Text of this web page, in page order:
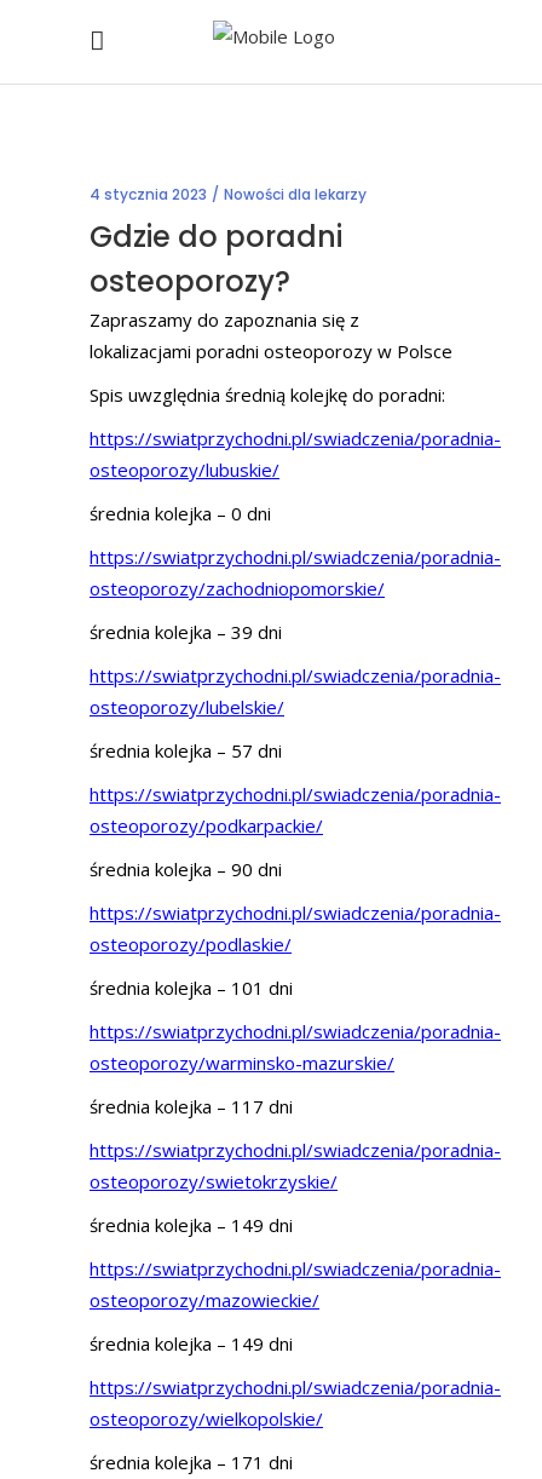
4 stycznia 2023 Nowości dla lekarzy
Gdzie do poradni
osteoporozy?
Zapraszamy do zapoznania się z
lokalizacjami poradni osteoporozy w Polsce
Spis uwzględnia średnią kolejkę do poradni:
https://swiatprzychodni.pl/swiadczenia/poradnia-
osteoporozy/lubuskie/
średnia kolejka – 0 dni
https://swiatprzychodni.pl/swiadczenia/poradnia-
osteoporozy/zachodniopomorskie/
średnia kolejka – 39 dni
https://swiatprzychodni.pl/swiadczenia/poradnia-
osteoporozy/lubelskie/
średnia kolejka – 57 dni
https://swiatprzychodni.pl/swiadczenia/poradnia-
osteoporozy/podkarpackie/
średnia kolejka – 90 dni
https://swiatprzychodni.pl/swiadczenia/poradnia-
osteoporozy/podlaskie/
średnia kolejka – 101 dni
https://swiatprzychodni.pl/swiadczenia/poradnia-
osteoporozy/warminsko-mazurskie/
średnia kolejka – 117 dni
https://swiatprzychodni.pl/swiadczenia/poradnia-
osteoporozy/swietokrzyskie/
średnia kolejka – 149 dni
https://swiatprzychodni.pl/swiadczenia/poradnia-
osteoporozy/mazowieckie/
średnia kolejka – 149 dni
https://swiatprzychodni.pl/swiadczenia/poradnia-
osteoporozy/wielkopolskie/
średnia kolejka – 171 dni